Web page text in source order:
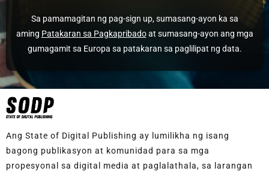
Sa pamamagitan ng pag-sign up, sumasang-ayon ka sa
aming Patakaran sa Pagkapribado at sumasang-ayon ang mga
gumagamit sa Europa sa patakaran sa paglilipat ng data.
Ang State of Digital Publishing ay lumilikha ng isang
bagong publikasyon at komunidad para sa mga
propesyonal sa digital media at paglalathala, sa larangan